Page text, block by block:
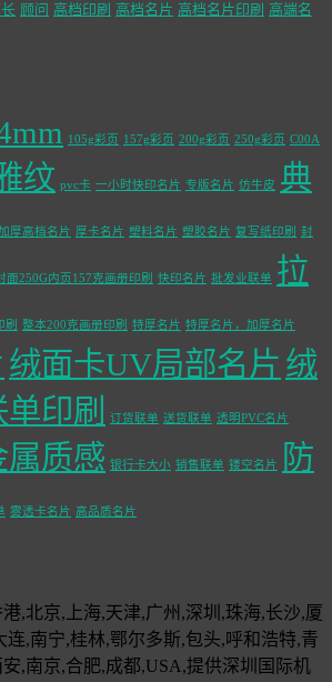
顾问 高档印刷 高档名片 高档名片印刷 高端名
105g彩页 157g彩页 200g彩页 250g彩页 C00A
纹 pvc卡 一小时快印名片 专版名片 仿牛皮 典
厚高档名片 厚卡名片 塑料名片 塑胶名片 复写纸印刷 封
面250G内页157克画册印刷 快印名片 批发业联单 拉
刷 整本200克画册印刷 特厚名片 特厚名片，加厚名片
绒面卡UV局部名片 绒
单印刷 订货联单 送货联单 透明PVC名片
属质感 银行卡大小 销售联单 镂空名片
防
雾透卡名片 高品质名片
,北京,上海,天津,广州,深圳,珠海,长沙,厦
连,南宁,桂林,鄂尔多斯,包头,呼和浩特,青
,南京,合肥,成都,USA,提供深圳国际机